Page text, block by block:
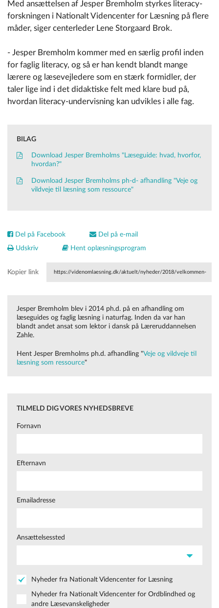
Med ansættelsen af Jesper Bremholm styrkes literacy-
forskningen i Nationalt Videncenter for Læsning på flere
måder, siger centerleder Lene Storgaard Brok.
- Jesper Bremholm kommer med en særlig profil inden
for faglig literacy, og så er han kendt blandt mange
lærere og læsevejledere som en stærk formidler, der
taler lige ind i det didaktiske felt med klare bud på,
hvordan literacy-undervisning kan udvikles i alle fag.
BILAG
Download Jesper Bremholms "Læseguide: hvad, hvorfor,
hvordan?"
Download Jesper Bremholms ph-d- afhandling "Veje og
vildveje til læsning som ressource"
Del på Facebook
Del på e-mail
Udskriv
Hent oplæsningsprogram
Kopier link https://videnomlaesning.dk/aktuelt/nyheder/2018/velkommen-
Jesper Bremholm blev i 2014 ph.d. på en afhandling om
læseguides og faglig læsning i naturfag. Inden da var han
blandt andet ansat som lektor i dansk på Læreruddannelsen
Zahle.
Hent Jesper Bremholms ph.d. afhandling "Veje og vildveje til
læsning som ressource"
TILMELD DIG VORES NYHEDSBREVE
Fornavn
Efternavn
Emailadresse
Ansættelsessted
Nyheder fra Nationalt Videncenter for Læsning
Nyheder fra Nationalt Videncenter for Ordblindhed og
andre Læsevanskeligheder